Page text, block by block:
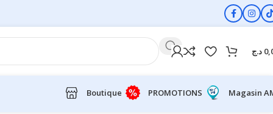
د.ج
Boutique PROMOTIONS Magasin